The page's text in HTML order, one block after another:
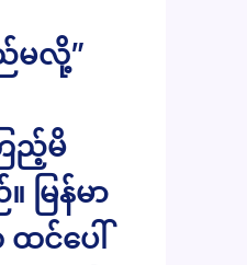
မလို့”
ည့်မိ
ြန်မာ
င်ပေါ်